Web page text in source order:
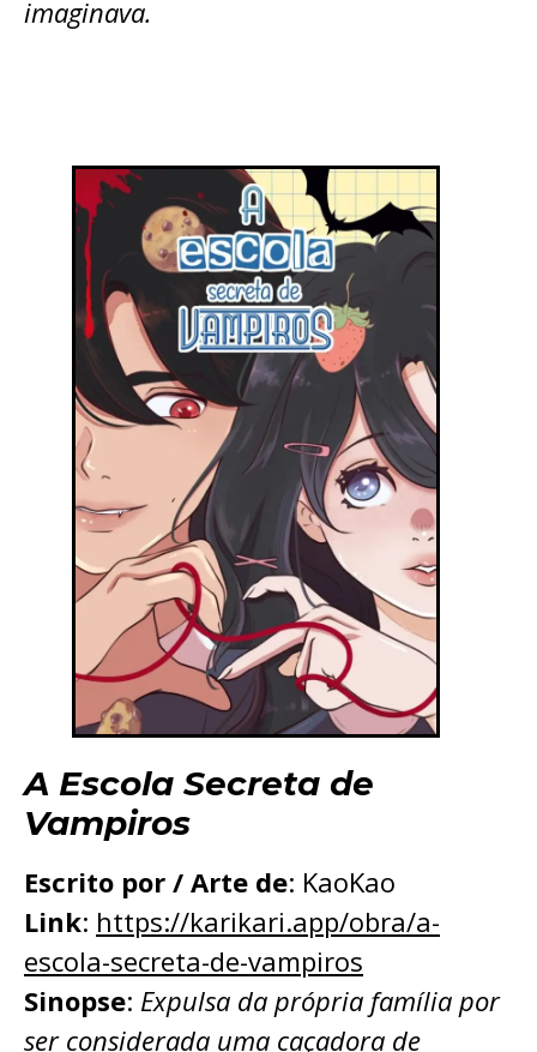
imaginava.
A Escola Secreta de
Vampiros
Escrito por / Arte de: KaoKao
Link: https://karikari.app/obra/a-
escola-secreta-de-vampiros
Sinopse: Expulsa da própria família por
ser considerada uma caçadora de